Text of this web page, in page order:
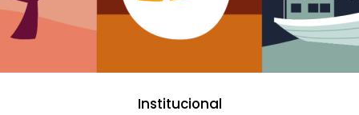
Institucional